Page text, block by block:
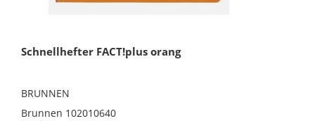
Schnellhefter FACT!plus orang
BRUNNEN
Brunnen 102010640